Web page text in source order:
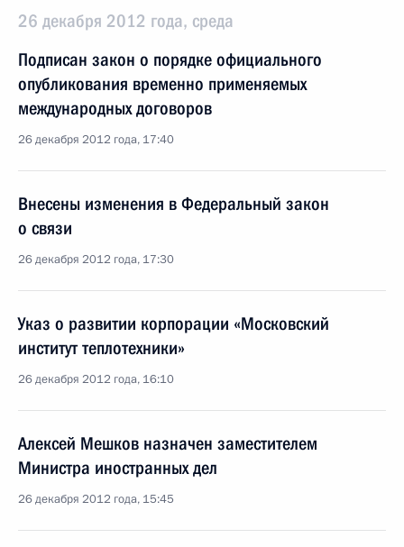
26 декабря 2012 года, среда
Подписан закон о порядке официального
опубликования временно применяемых
международных договоров
26 декабря 2012 года, 17:40
Внесены изменения в Федеральный закон
о связи
26 декабря 2012 года, 17:30
Указ о развитии корпорации «Московский
институт теплотехники»
26 декабря 2012 года, 16:10
Алексей Мешков назначен заместителем
Министра иностранных дел
26 декабря 2012 года, 15:45